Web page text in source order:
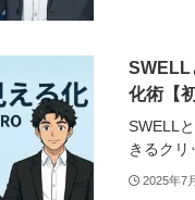
SWELL
化術【
SWELL
きるクリ
2025年7